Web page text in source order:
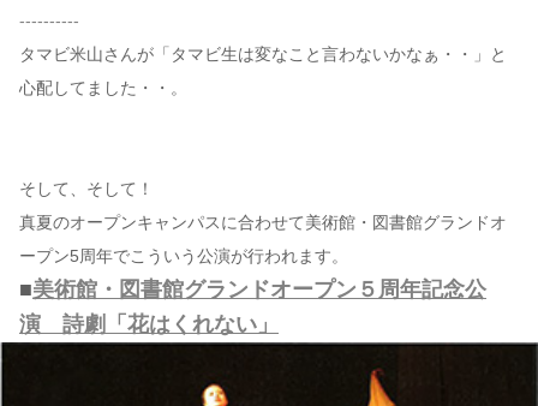
----------
タマビ米山さんが「タマビ生は変なこと言わないかなぁ・・」と
心配してました・・。
そして、そして！
真夏のオープンキャンパスに合わせて美術館・図書館グランドオ
ープン5周年でこういう公演が行われます。
■美術館・図書館グランドオープン５周年記念公
演 詩劇「花はくれない」